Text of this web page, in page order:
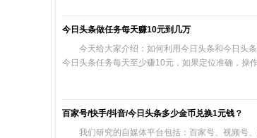
今日头条做任务每天赚10元到几万
今天给大家介绍：如何利用今日头条和今日头
今日头条任务每天至少赚10元，如果定位准确，操
百家号/快手/抖音/今日头条多少金币兑换1元钱？
我们研究的自媒体平台包括：百家号、视频号